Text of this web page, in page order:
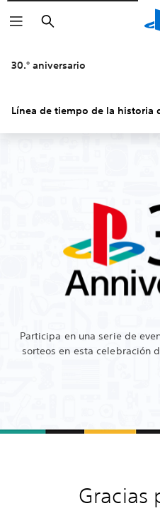
Buscar
30.° aniversario
Línea de tiempo de la historia
Participa en una serie de
sorteos en esta celebración
Gracias